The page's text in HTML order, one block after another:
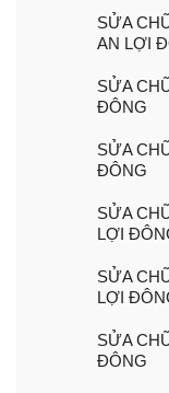
SỬA
AN LỢI
SỬA
ĐÔNG
SỬA
ĐÔNG
SỬA
LỢI
SỬA
LỢI
SỬA
ĐÔNG